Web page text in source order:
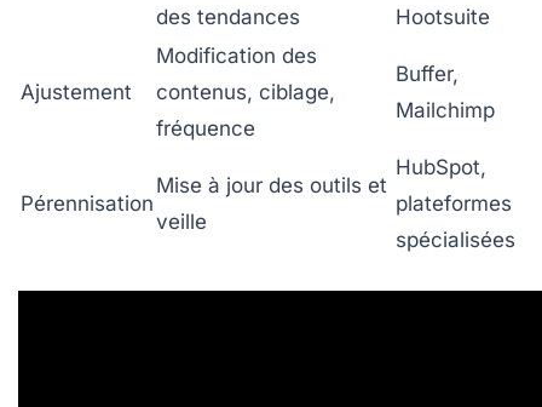
des tendances
Hootsuite
Ajustement
Modification des
contenus, ciblage,
fréquence
Buffer,
Mailchimp
Pérennisation
Mise à jour des outils et
veille
HubSpot,
plateformes
spécialisées